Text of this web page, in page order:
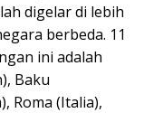
digelar di lebih
berbeda. 11
ini adalah
Baku
Roma (Italia),